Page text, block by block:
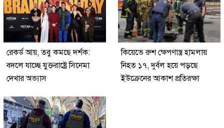
রেকর্ড আয়, তবু কমছে দর্শক:
বদলে যাচ্ছে যুক্তরাষ্ট্রে সিনেমা
দেখার অভ্যাস
কিয়েভে রুশ ক্ষেপণাস্ত্র হামলায়
নিহত ১৭, দুর্বল হয়ে পড়ছে
ইউক্রেনের আকাশ প্রতিরক্ষা